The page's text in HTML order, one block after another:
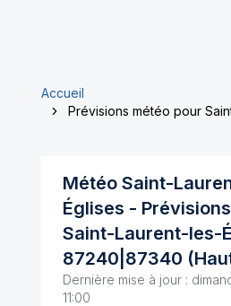
Accueil
Prévisions météo pour
Météo Saint-
Églises -
Saint-Laurent-les-
87240|87340 (
Dernière mise à jour :
11:00